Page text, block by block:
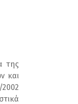
της
και